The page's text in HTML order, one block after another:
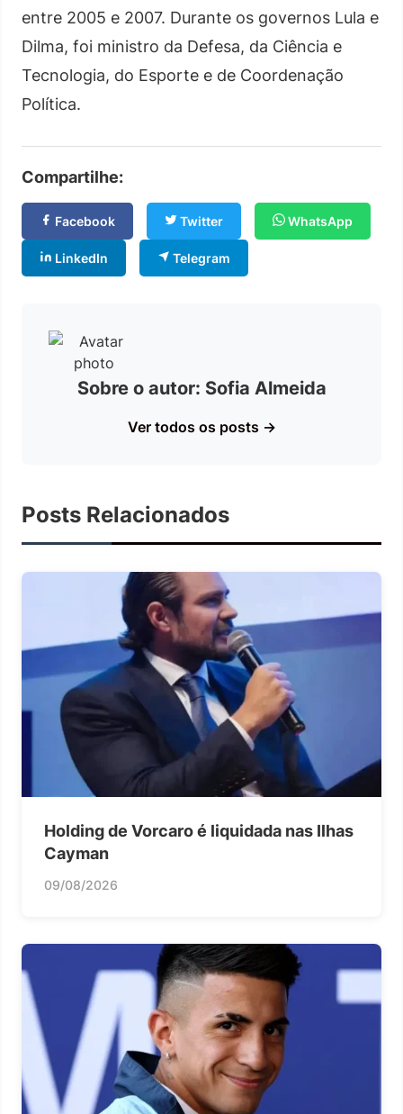
entre 2005 e 2007. Durante os governos Lula e
Dilma, foi ministro da Defesa, da Ciência e
Tecnologia, do Esporte e de Coordenação
Política.
Compartilhe:
Facebook Twitter WhatsApp
LinkedIn Telegram
Sobre o autor: Sofia Almeida
Ver todos os posts →
Posts Relacionados
Holding de Vorcaro é liquidada nas Ilhas
Cayman
09/08/2026